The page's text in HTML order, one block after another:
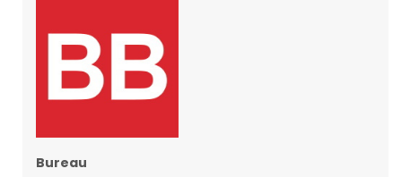
Bureau